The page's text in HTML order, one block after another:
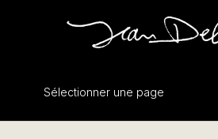
Sélectionner une page